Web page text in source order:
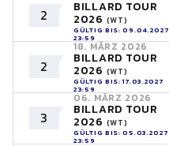
2 BILLARD TOUR
2026 (WT)
GÜLTIG BIS: 09.04.2027
23:59
2
18. MÄRZ 2026
BILLARD TOUR
2026 (WT)
GÜLTIG BIS: 17.03.2027
23:59
3
06. MÄRZ 2026
BILLARD TOUR
2026 (WT)
GÜLTIG BIS: 05.03.2027
23:59